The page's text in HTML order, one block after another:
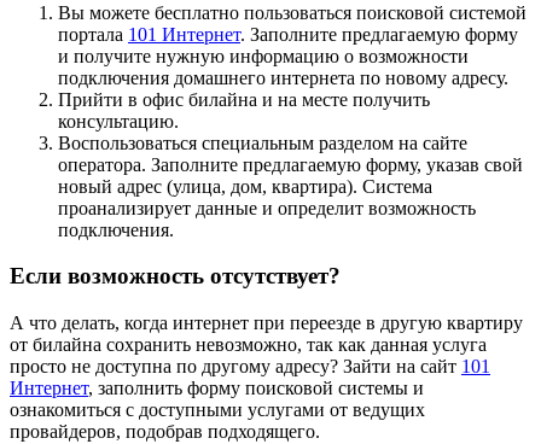
Вы можете бесплатно пользоваться поисковой системой
портала 101 Интернет. Заполните предлагаемую форму
и получите нужную информацию о возможности
подключения домашнего интернета по новому адресу.
Прийти в офис билайна и на месте получить
консультацию.
Воспользоваться специальным разделом на сайте
оператора. Заполните предлагаемую форму, указав свой
новый адрес (улица, дом, квартира). Система
проанализирует данные и определит возможность
подключения.
Если возможность отсутствует?
А что делать, когда интернет при переезде в другую квартиру
от билайна сохранить невозможно, так как данная услуга
просто не доступна по другому адресу? Зайти на сайт 101
Интернет, заполнить форму поисковой системы и
ознакомиться с доступными услугами от ведущих
провайдеров, подобрав подходящего.